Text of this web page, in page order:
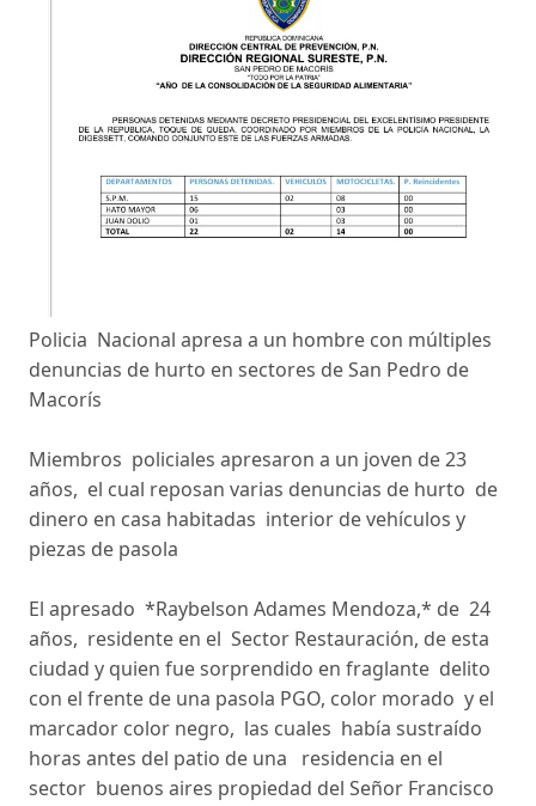
Policia Nacional apresa a un hombre con múltiples
denuncias de hurto en sectores de San Pedro de
Macorís
Miembros policiales apresaron a un joven de 23
años, el cual reposan varias denuncias de hurto de
dinero en casa habitadas interior de vehículos y
piezas de pasola
El apresado *Raybelson Adames Mendoza,* de 24
años, residente en el Sector Restauración, de esta
ciudad y quien fue sorprendido en fraglante delito
con el frente de una pasola PGO, color morado y el
marcador color negro, las cuales había sustraído
horas antes del patio de una residencia en el
sector buenos aires propiedad del Señor Francisco